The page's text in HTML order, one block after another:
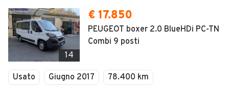
14
€ 17.850
PEUGEOT boxer 2.0 BlueHDi PC-TN
Combi 9 posti
Usato Giugno 2017
78.400 km